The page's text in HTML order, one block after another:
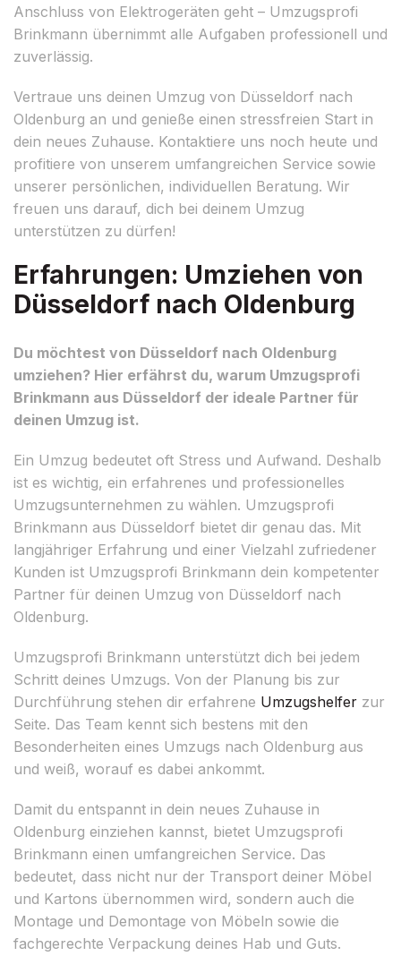
Anschluss von Elektrogeräten geht – Umzugsprofi
Brinkmann übernimmt alle Aufgaben professionell und
zuverlässig.
Vertraue uns deinen Umzug von Düsseldorf nach
Oldenburg an und genieße einen stressfreien Start in
dein neues Zuhause. Kontaktiere uns noch heute und
profitiere von unserem umfangreichen Service sowie
unserer persönlichen, individuellen Beratung. Wir
freuen uns darauf, dich bei deinem Umzug
unterstützen zu dürfen!
Erfahrungen: Umziehen von
Düsseldorf nach Oldenburg
Du möchtest von Düsseldorf nach Oldenburg
umziehen? Hier erfährst du, warum Umzugsprofi
Brinkmann aus Düsseldorf der ideale Partner für
deinen Umzug ist.
Ein Umzug bedeutet oft Stress und Aufwand. Deshalb
ist es wichtig, ein erfahrenes und professionelles
Umzugsunternehmen zu wählen. Umzugsprofi
Brinkmann aus Düsseldorf bietet dir genau das. Mit
langjähriger Erfahrung und einer Vielzahl zufriedener
Kunden ist Umzugsprofi Brinkmann dein kompetenter
Partner für deinen Umzug von Düsseldorf nach
Oldenburg.
Umzugsprofi Brinkmann unterstützt dich bei jedem
Schritt deines Umzugs. Von der Planung bis zur
Durchführung stehen dir erfahrene Umzugshelfer zur
Seite. Das Team kennt sich bestens mit den
Besonderheiten eines Umzugs nach Oldenburg aus
und weiß, worauf es dabei ankommt.
Damit du entspannt in dein neues Zuhause in
Oldenburg einziehen kannst, bietet Umzugsprofi
Brinkmann einen umfangreichen Service. Das
bedeutet, dass nicht nur der Transport deiner Möbel
und Kartons übernommen wird, sondern auch die
Montage und Demontage von Möbeln sowie die
fachgerechte Verpackung deines Hab und Guts.